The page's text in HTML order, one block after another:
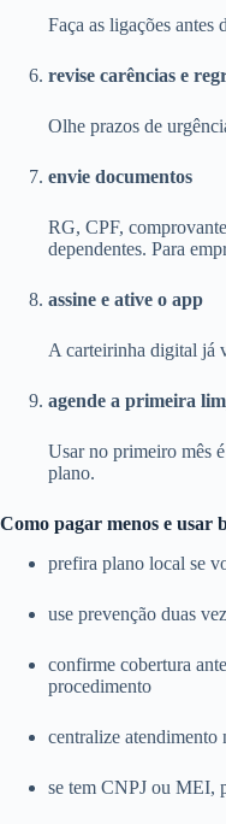
Faça as ligações antes
revise carências e
Olhe prazos de
envie documentos
RG, CPF,
dependentes. Para
assine e ative o app
A carteirinha digital já
agende a primeira
Usar no primeiro mês
plano.
Como pagar menos e usar
prefira plano local se
use prevenção duas
confirme cobertura
procedimento
centralize atendimento
se tem CNPJ ou MEI,